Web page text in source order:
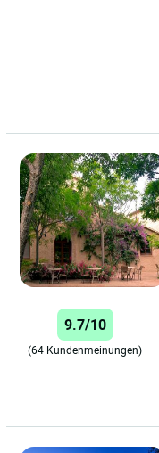
9.7/10
(64 Kundenmeinungen)